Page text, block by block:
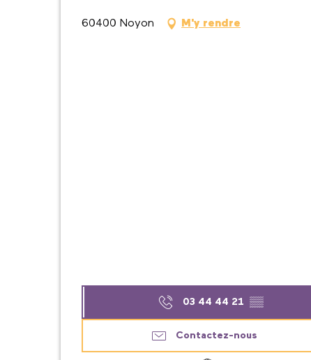
60400 Noyon M'y rendre
03 44 44 21 ▒▒
Contactez-nous